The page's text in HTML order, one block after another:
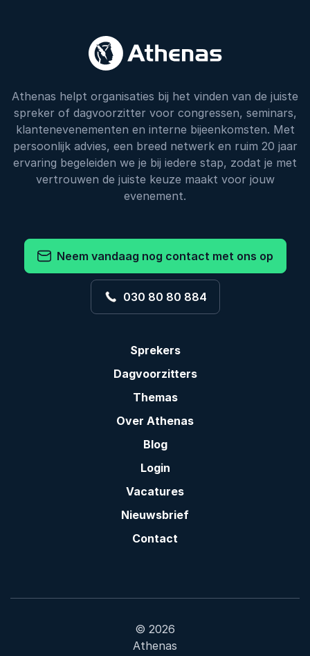
Athenas helpt organisaties bij het vinden van de juiste
spreker of dagvoorzitter voor congressen, seminars,
klantenevenementen en interne bijeenkomsten. Met
persoonlijk advies, een breed netwerk en ruim 20 jaar
ervaring begeleiden we je bij iedere stap, zodat je met
vertrouwen de juiste keuze maakt voor jouw
evenement.
Neem vandaag nog contact met ons op
030 80 80 884
Sprekers
Dagvoorzitters
Themas
Over Athenas
Blog
Login
Vacatures
Nieuwsbrief
Contact
© 2026
Athenas